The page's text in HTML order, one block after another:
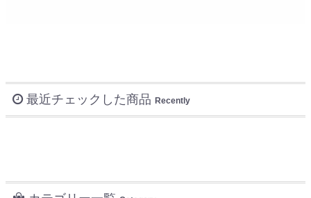
最近チェックした商品 Recently